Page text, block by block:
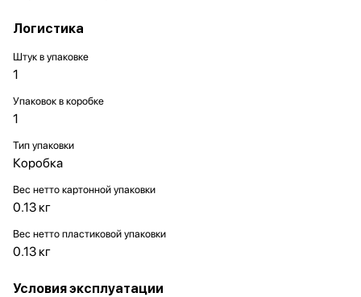
Логистика
Штук в упаковке
1
Упаковок в коробке
1
Тип упаковки
Коробка
Вес нетто картонной упаковки
0.13 кг
Вес нетто пластиковой упаковки
0.13 кг
Условия эксплуатации